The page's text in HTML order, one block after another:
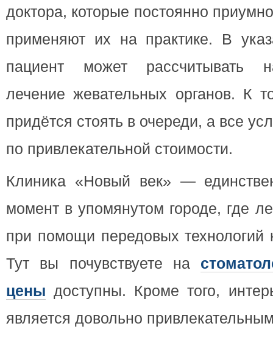
доктора, которые постоянно
применяют их на практике. В
пациент может рассчитывать
лечение жевательных органов. К
придётся стоять в очереди, а все
по привлекательной стоимости.
Клиника «Новый век» —
момент в упомянутом городе, где
при помощи передовых технологий
Тут вы почувствуете на
цены доступны. Кроме того,
является довольно